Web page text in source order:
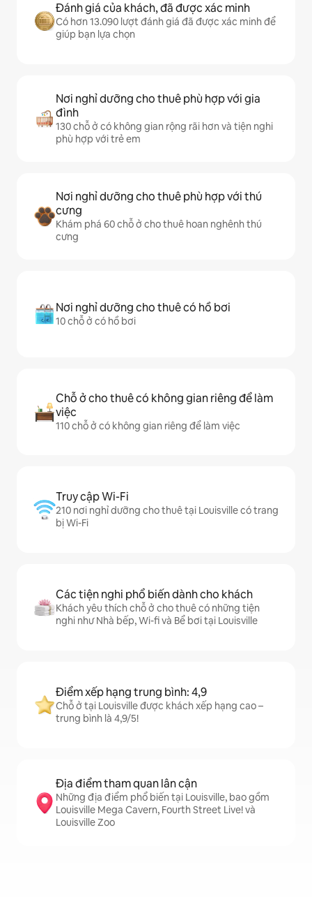
Đánh giá của khách, đã được xác minh
Có hơn 13.090 lượt đánh giá đã được xác minh để
giúp bạn lựa chọn
Nơi nghỉ dưỡng cho thuê phù hợp với gia
đình
130 chỗ ở có không gian rộng rãi hơn và tiện nghi
phù hợp với trẻ em
Nơi nghỉ dưỡng cho thuê phù hợp với thú
cưng
Khám phá 60 chỗ ở cho thuê hoan nghênh thú
cưng
Nơi nghỉ dưỡng cho thuê có hồ bơi
10 chỗ ở có hồ bơi
Chỗ ở cho thuê có không gian riêng để làm
việc
110 chỗ ở có không gian riêng để làm việc
Truy cập Wi-Fi
210 nơi nghỉ dưỡng cho thuê tại Louisville có trang
bị Wi-Fi
Các tiện nghi phổ biến dành cho khách
Khách yêu thích chỗ ở cho thuê có những tiện
nghi như Nhà bếp, Wi-fi và Bể bơi tại Louisville
Điểm xếp hạng trung bình: 4,9
Chỗ ở tại Louisville được khách xếp hạng cao –
trung bình là 4,9/5!
Địa điểm tham quan lân cận
Những địa điểm phổ biến tại Louisville, bao gồm
Louisville Mega Cavern, Fourth Street Live! và
Louisville Zoo